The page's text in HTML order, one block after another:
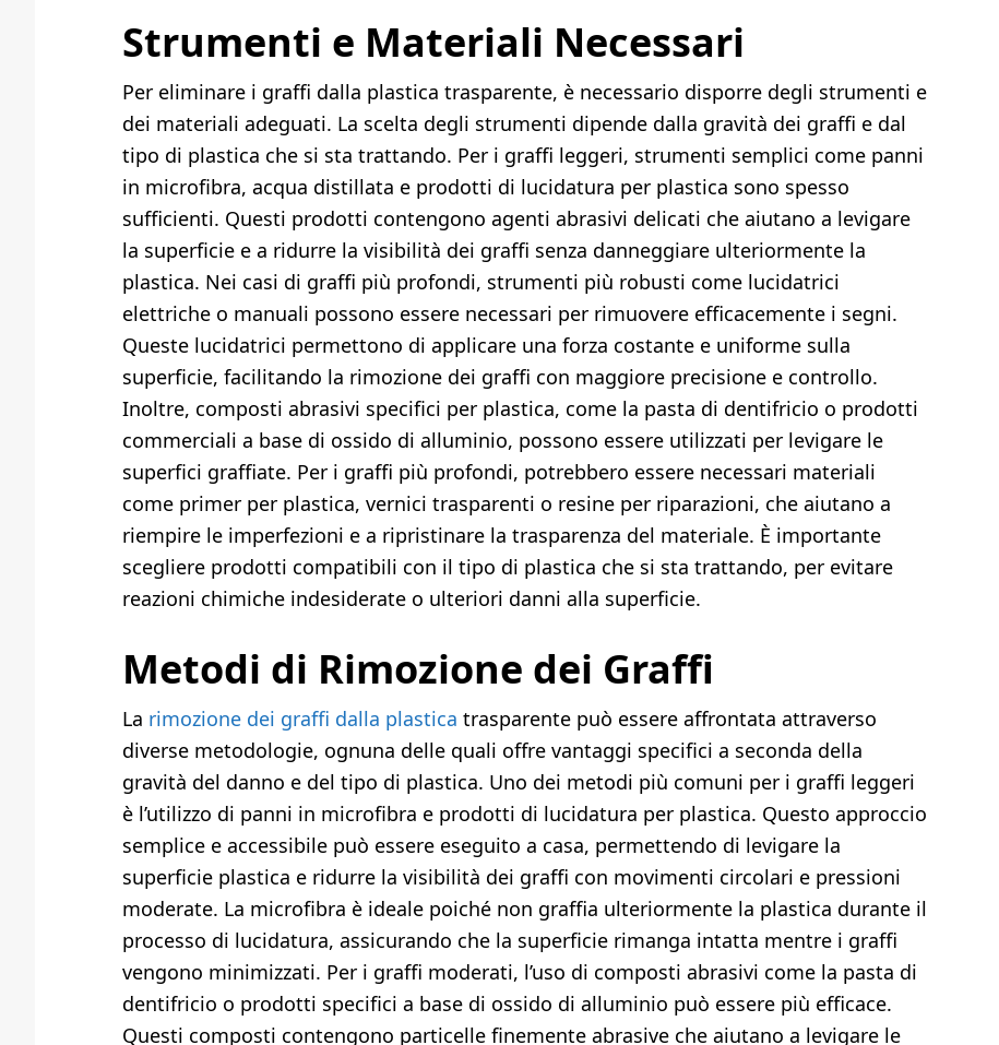
Strumenti e Materiali Necessari
Per eliminare i graffi dalla plastica trasparente, è necessario disporre degli strumenti e
dei materiali adeguati. La scelta degli strumenti dipende dalla gravità dei graffi e dal
tipo di plastica che si sta trattando. Per i graffi leggeri, strumenti semplici come panni
in microfibra, acqua distillata e prodotti di lucidatura per plastica sono spesso
sufficienti. Questi prodotti contengono agenti abrasivi delicati che aiutano a levigare
la superficie e a ridurre la visibilità dei graffi senza danneggiare ulteriormente la
plastica. Nei casi di graffi più profondi, strumenti più robusti come lucidatrici
elettriche o manuali possono essere necessari per rimuovere efficacemente i segni.
Queste lucidatrici permettono di applicare una forza costante e uniforme sulla
superficie, facilitando la rimozione dei graffi con maggiore precisione e controllo.
Inoltre, composti abrasivi specifici per plastica, come la pasta di dentifricio o prodotti
commerciali a base di ossido di alluminio, possono essere utilizzati per levigare le
superfici graffiate. Per i graffi più profondi, potrebbero essere necessari materiali
come primer per plastica, vernici trasparenti o resine per riparazioni, che aiutano a
riempire le imperfezioni e a ripristinare la trasparenza del materiale. È importante
scegliere prodotti compatibili con il tipo di plastica che si sta trattando, per evitare
reazioni chimiche indesiderate o ulteriori danni alla superficie.
Metodi di Rimozione dei Graffi
La rimozione dei graffi dalla plastica trasparente può essere affrontata attraverso
diverse metodologie, ognuna delle quali offre vantaggi specifici a seconda della
gravità del danno e del tipo di plastica. Uno dei metodi più comuni per i graffi leggeri
è l’utilizzo di panni in microfibra e prodotti di lucidatura per plastica. Questo approccio
semplice e accessibile può essere eseguito a casa, permettendo di levigare la
superficie plastica e ridurre la visibilità dei graffi con movimenti circolari e pressioni
moderate. La microfibra è ideale poiché non graffia ulteriormente la plastica durante il
processo di lucidatura, assicurando che la superficie rimanga intatta mentre i graffi
vengono minimizzati. Per i graffi moderati, l’uso di composti abrasivi come la pasta di
dentifricio o prodotti specifici a base di ossido di alluminio può essere più efficace.
Questi composti contengono particelle finemente abrasive che aiutano a levigare le